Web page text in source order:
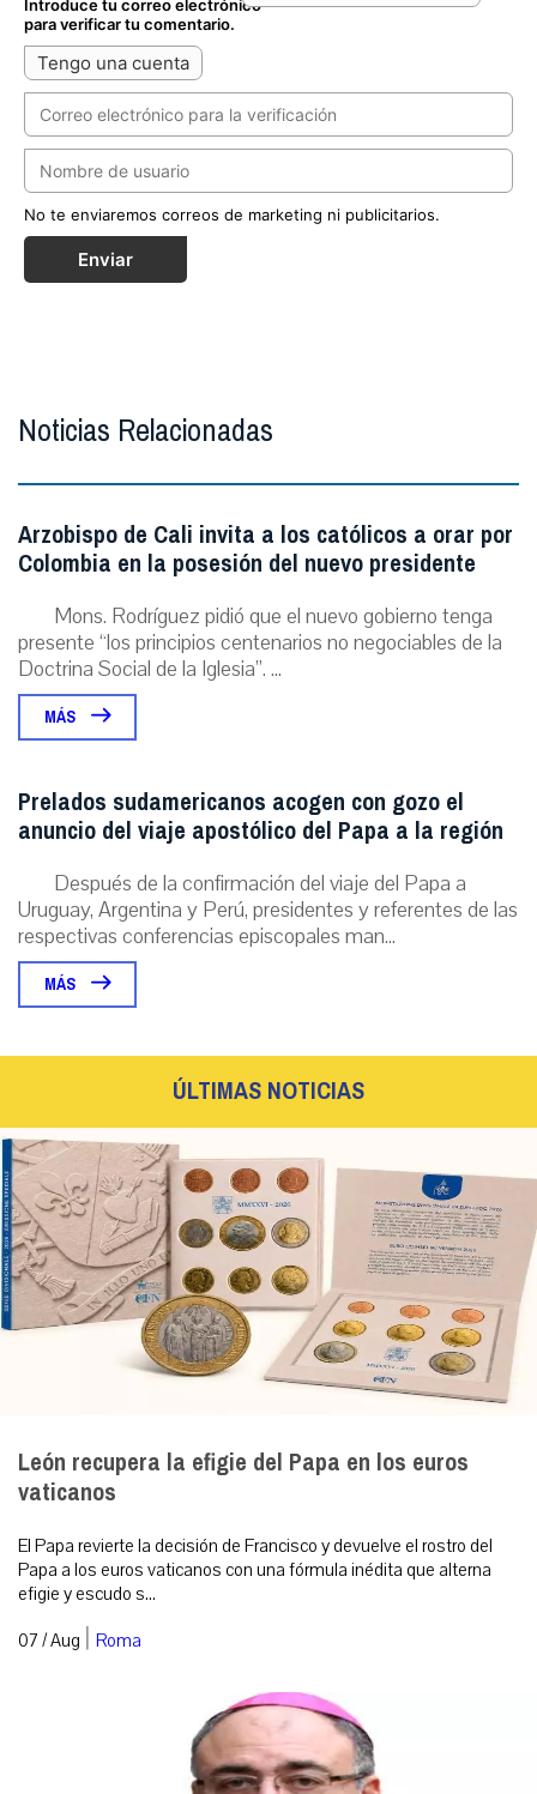
Introduce tu correo electrónico
para verificar tu comentario.
Tengo una cuenta
No te enviaremos correos de marketing ni publicitarios.
Enviar
Noticias Relacionadas
Arzobispo de Cali invita a los católicos a orar por
Colombia en la posesión del nuevo presidente
Mons. Rodríguez pidió que el nuevo gobierno tenga
presente “los principios centenarios no negociables de la
Doctrina Social de la Iglesia”. ...
MÁS
Prelados sudamericanos acogen con gozo el
anuncio del viaje apostólico del Papa a la región
Después de la confirmación del viaje del Papa a
Uruguay, Argentina y Perú, presidentes y referentes de las
respectivas conferencias episcopales man...
MÁS
ÚLTIMAS NOTICIAS
León recupera la efigie del Papa en los euros
vaticanos
El Papa revierte la decisión de Francisco y devuelve el rostro del
Papa a los euros vaticanos con una fórmula inédita que alterna
efigie y escudo s...
07 / Aug | Roma